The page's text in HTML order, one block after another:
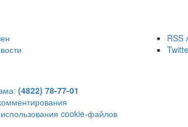
RSS
(4822) 78-77-01
cookie-файлов